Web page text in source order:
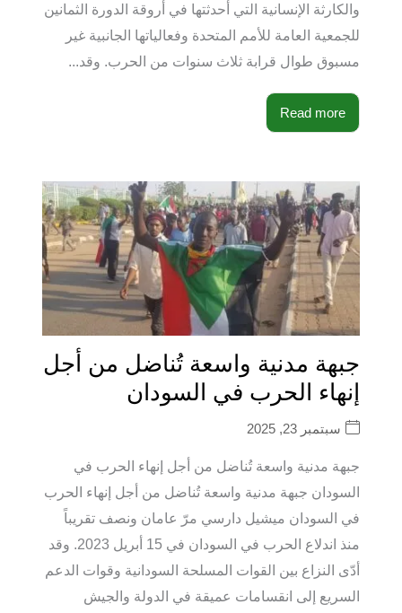
والكارثة الإنسانية التي أحدثتها في أروقة الدورة الثمانين
للجمعية العامة للأمم المتحدة وفعالياتها الجانبية غير
مسبوق طوال قرابة ثلاث سنوات من الحرب. وقد...
Read more
جبهة مدنية واسعة تُناضل من أجل
إنهاء الحرب في السودان
سبتمبر 23, 2025
جبهة مدنية واسعة تُناضل من أجل إنهاء الحرب في
السودان جبهة مدنية واسعة تُناضل من أجل إنهاء الحرب
في السودان ميشيل دارسي مرّ عامان ونصف تقريباً
منذ اندلاع الحرب في السودان في 15 أبريل 2023. وقد
أدّى النزاع بين القوات المسلحة السودانية وقوات الدعم
السريع إلى انقسامات عميقة في الدولة والجيش